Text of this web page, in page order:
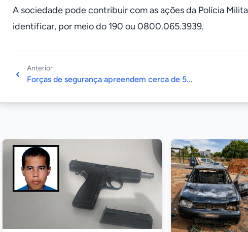
A sociedade pode contribuir com as ações da Polícia
identificar, por meio do 190 ou 0800.065.3939.
Anterior
Forças de segurança apreendem cerca de 5...